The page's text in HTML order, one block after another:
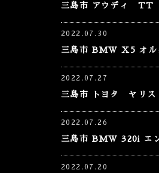
三島市 アウディ TT
2022.07.30
三島市 BMW X5 オル
2022.07.27
三島市 トヨタ ヤリ
2022.07.26
三島市 BMW 320i エ
2022.07.20